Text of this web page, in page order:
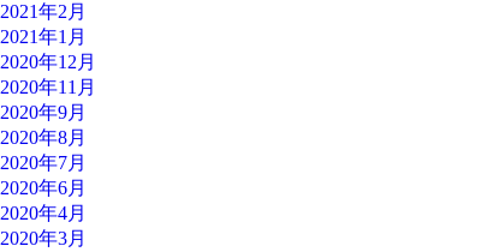
2021年2月
2021年1月
2020年12月
2020年11月
2020年9月
2020年8月
2020年7月
2020年6月
2020年4月
2020年3月